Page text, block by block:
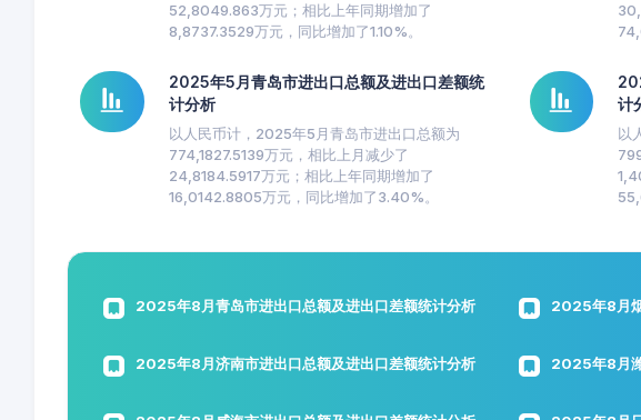
52,8049.863万元；相比上年同期增加了
8,8737.3529万元，同比增加了1.10%。
2025年5月青岛市进出口总额及进出口差额统
计分析
以人民币计，2025年5月青岛市进出口总额为
774,1827.5139万元，相比上月减少了
24,8184.5917万元；相比上年同期增加了
16,0142.8805万元，同比增加了3.40%。
计
以
2025年8月青岛市进出口总额及进出口差额统计分析 2025年8月
2025年8月济南市进出口总额及进出口差额统计分析 2025年8月